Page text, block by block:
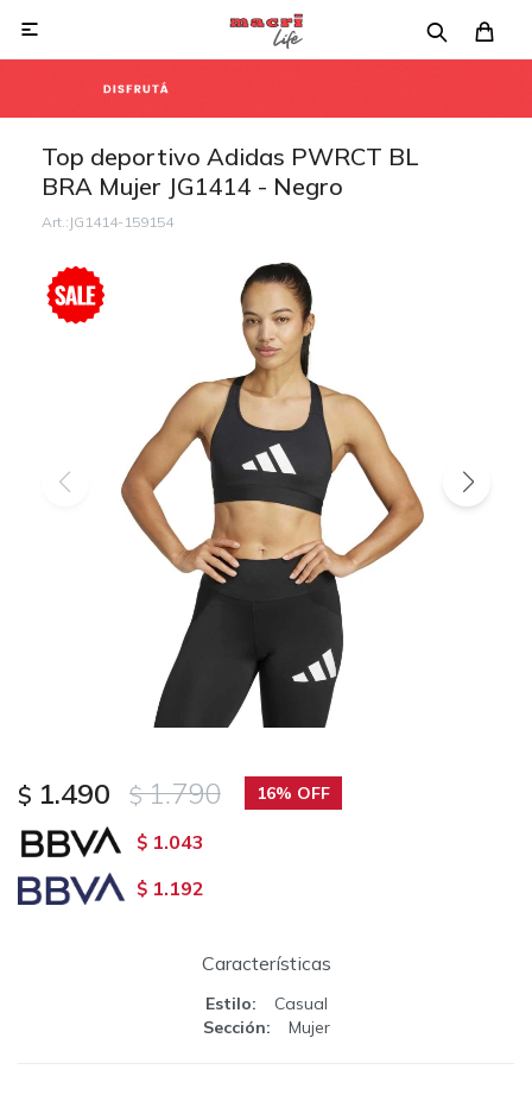

Top deportivo Adidas PWRCT BL
BRA Mujer JG1414 - Negro
JG1414-159154
$ 1.490 $ 1.790 16
$ 1.043
$ 1.192
Características
Estilo
Casual
Sección
Mujer